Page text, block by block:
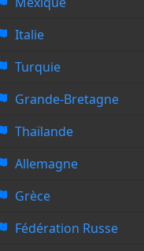
Italie
Turquie
Grande-Bretagne
Thaïlande
Allemagne
Grèce
Fédération Russe